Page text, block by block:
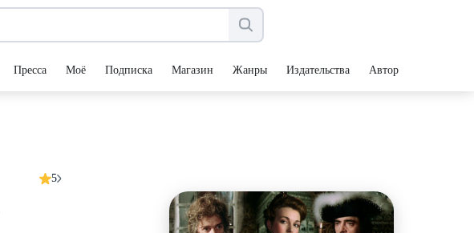
Пресса Моё Подписка Магазин Жанры Издательства Авторы
5